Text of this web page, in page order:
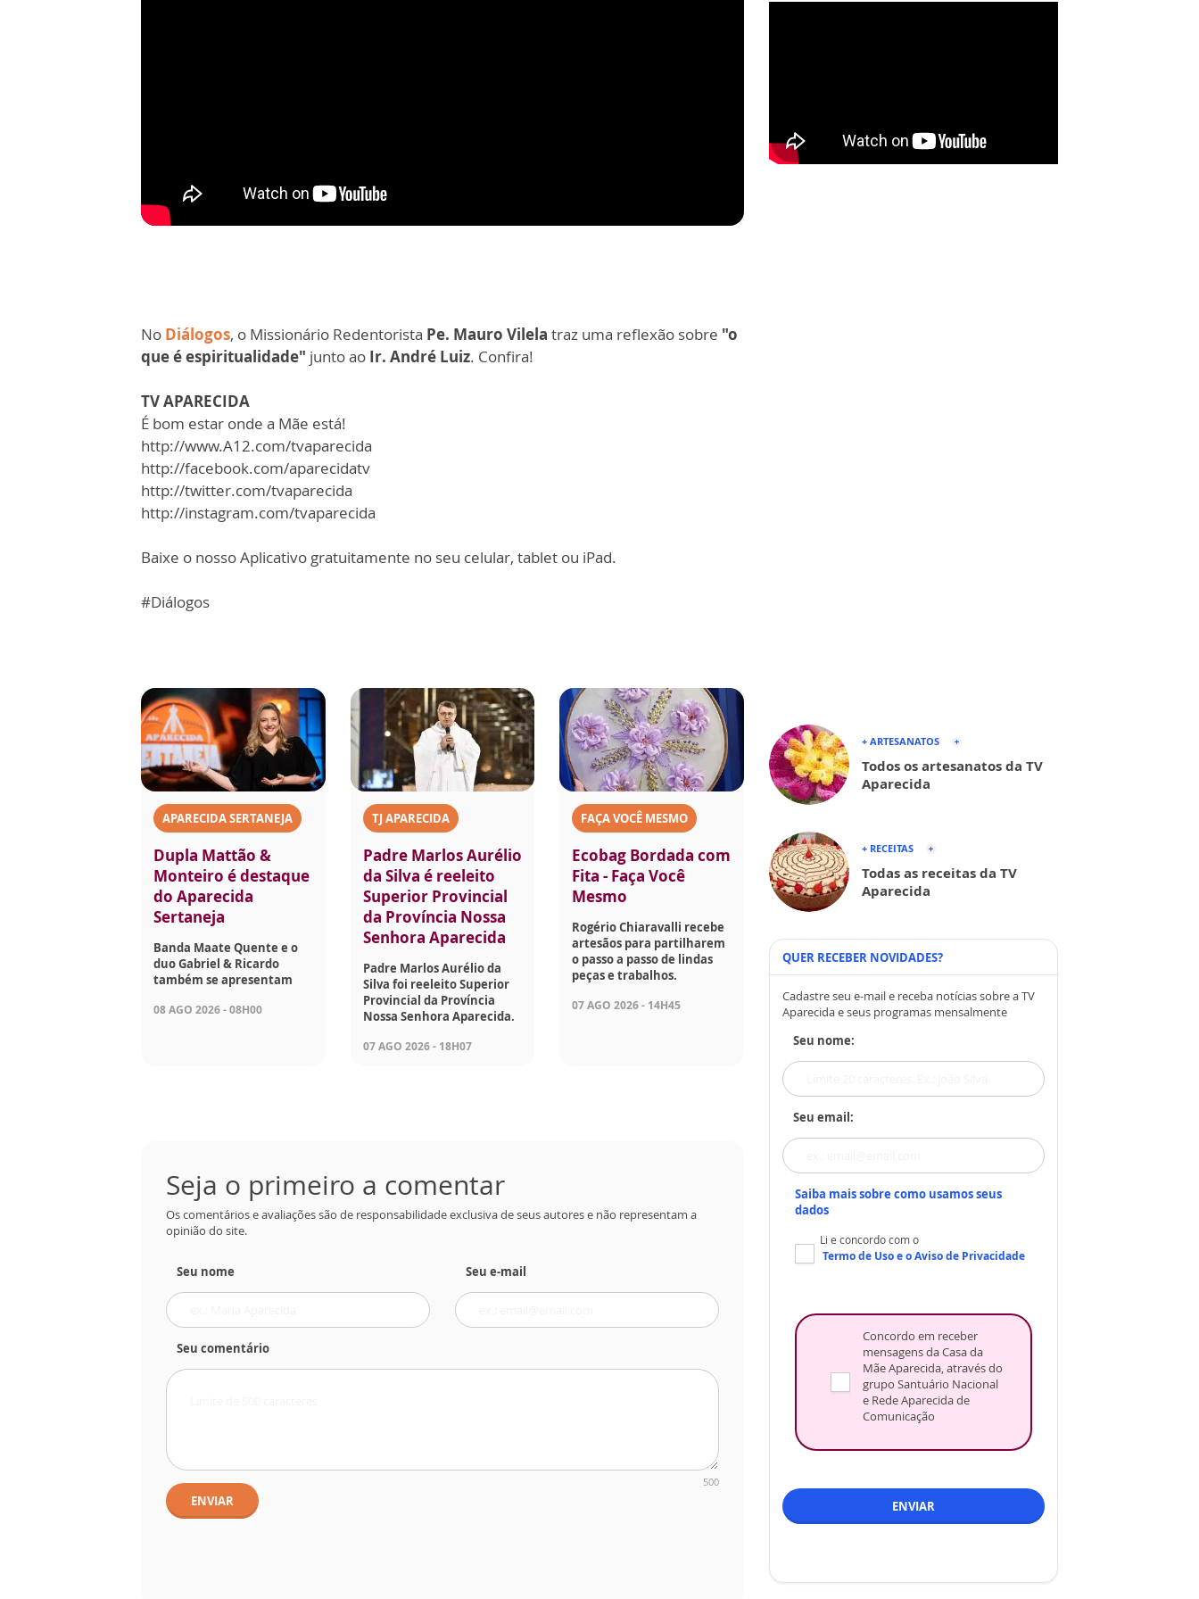
No Diálogos, o Missionário Redentorista Pe. Mauro Vilela traz uma reflexão sobre "o
que é espiritualidade" junto ao Ir. André Luiz. Confira!
TV APARECIDA
É bom estar onde a Mãe está!
http://www.A12.com/tvaparecida
http://facebook.com/aparecidatv
http://twitter.com/tvaparecida
http://instagram.com/tvaparecida
Baixe o nosso Aplicativo gratuitamente no seu celular, tablet ou iPad.
#Diálogos
APARECIDA SERTANEJA
Dupla Mattão &
Monteiro é destaque
do Aparecida
Sertaneja
Banda Maate Quente e o
duo Gabriel & Ricardo
também se apresentam
08 AGO 2026 - 08H00
TJ APARECIDA
Padre Marlos Aurélio
da Silva é reeleito
Superior Provincial
da Província Nossa
Senhora Aparecida
Padre Marlos Aurélio da
Silva foi reeleito Superior
Provincial da Província
Nossa Senhora Aparecida.
07 AGO 2026 - 18H07
FAÇA VOCÊ MESMO
Ecobag Bordada com
Fita - Faça Você
Mesmo
Rogério Chiaravalli recebe
artesãos para partilharem
o passo a passo de lindas
peças e trabalhos.
07 AGO 2026 - 14H45
Seja o primeiro a comentar
Os comentários e avaliações são de responsabilidade exclusiva de seus autores e não representam a
opinião do site.
Seu nome Seu e-mail
Seu comentário
500
ENVIAR
+ ARTESANATOS
Todos os artesanatos da TV
Aparecida
+ RECEITAS
Todas as receitas da TV
Aparecida
QUER RECEBER NOVIDADES?
Cadastre seu e-mail e receba notícias sobre a TV
Aparecida e seus programas mensalmente
Seu nome:
Seu email:
Saiba mais sobre como usamos seus
dados
Li e concordo com o
Termo de Usoe oAviso de Privacidade
Concordo em receber
mensagens da Casa da
Mãe Aparecida, através do
grupo Santuário Nacional
e Rede Aparecida de
Comunicação
ENVIAR